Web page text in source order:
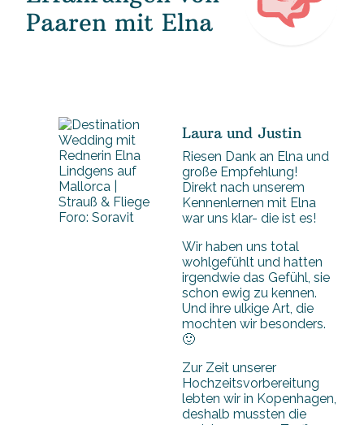
Paaren mit Elna
Foro: Soravit
Laura und Justin
Riesen Dank an Elna und
große Empfehlung!
Direkt nach unserem
Kennenlernen mit Elna
war uns klar- die ist es!
Wir haben uns total
wohlgefühlt und hatten
irgendwie das Gefühl, sie
schon ewig zu kennen.
Und ihre ulkige Art, die
mochten wir besonders.
🙂
Zur Zeit unserer
Hochzeitsvorbereitung
lebten wir in Kopenhagen,
deshalb mussten die